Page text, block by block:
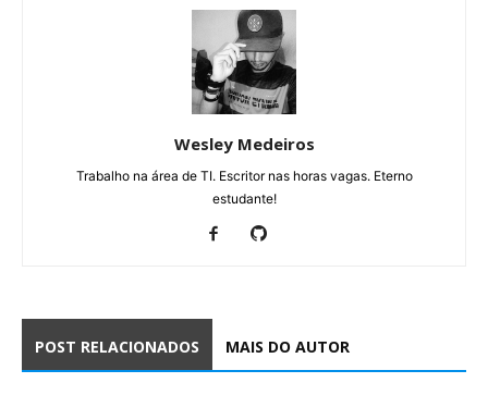
Wesley Medeiros
Trabalho na área de TI. Escritor nas horas vagas. Eterno
estudante!
POST RELACIONADOS MAIS DO AUTOR